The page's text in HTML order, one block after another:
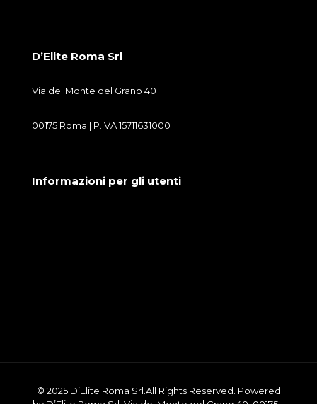
D’Elite Roma Srl
Via del Monte del Grano 40
00175 Roma | P.IVA 15711631000
Informazioni per gli utenti
© 2025 D’Elite Roma Srl.All Rights Reserved. Powered